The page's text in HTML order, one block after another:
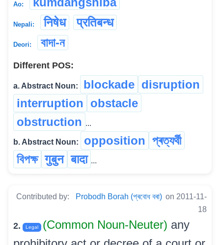
Ao:
Nepali: निषेध प्रतिबन्ध
Deori: বাদা-ন
Different POS:
a. Abstract Noun: blockade disruption
interruption obstacle
obstruction ...
b. Abstract Noun: opposition প্ৰত্যৰ্থী
বিপক্ষ गुबुन बादा ...
Contributed by: Probodh Borah (প্ৰবোধ বৰা) on 2011-11-
18
2. Legal (Common Noun-Neuter) any